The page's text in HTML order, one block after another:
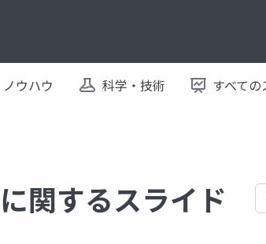
ノウハウ 科学・技術 すべての
関するスライド